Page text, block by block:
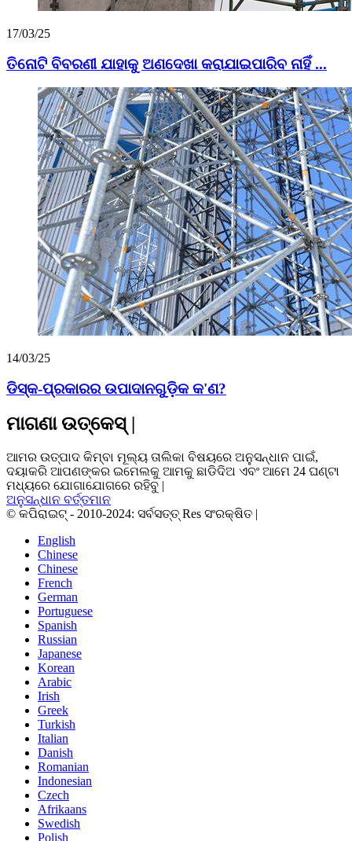
17/03/25
ତିନୋଟି ବିବରଣୀ ଯାହାକୁ ଅଣଦେଖା କରାଯାଇପାରିବ ନାହିଁ ...
14/03/25
ଡିସ୍କ-ପ୍ରକାରର ଉପାଦାନଗୁଡ଼ିକ କ'ଣ?
ମାଗଣା ଉତ୍କେସ୍ |
ଆମର ଉତ୍ପାଦ କିମ୍ବା ମୂଲ୍ୟ ତାଲିକା ବିଷୟରେ ଅନୁସନ୍ଧାନ ପାଇଁ,
ଦୟାକରି ଆପଣଙ୍କର ଇମେଲକୁ ଆମକୁ ଛାଡିଦିଅ ଏବଂ ଆମେ 24 ଘଣ୍ଟା
ମଧ୍ୟରେ ଯୋଗାଯୋଗରେ ରହିବୁ |
ଅନୁସନ୍ଧାନ ବର୍ତ୍ତମାନ
© କପିରାଇଟ୍ - 2010-2024: ସର୍ବସତ୍ତ୍ Res ସଂରକ୍ଷିତ |
English
Chinese
Chinese
French
German
Portuguese
Spanish
Russian
Japanese
Korean
Arabic
Irish
Greek
Turkish
Italian
Danish
Romanian
Indonesian
Czech
Afrikaans
Swedish
Polish